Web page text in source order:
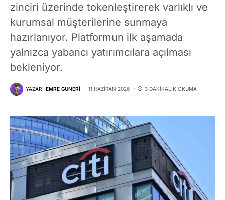
zinciri üzerinde tokenleştirerek varlıklı ve
kurumsal müşterilerine sunmaya
hazırlanıyor. Platformun ilk aşamada
yalnızca yabancı yatırımcılara açılması
bekleniyor.
YAZAR: EMRE GUNERI 11 HAZIRAN 2026 3 DAKIKALIK OKUMA